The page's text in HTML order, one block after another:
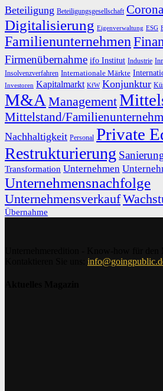
Beteiligung Beteiligungsgesellschaft Corona
Digitalisierung Eigenverwaltung ESG
Familienunternehmen
Firmenübernahme ifo Institut Industrie
Insolvenzverfahren Internationale Märkte
Investoren Kapitalmarkt KfW Konjunktur
M&A Management
Mittelstand/
Nachhaltigkeit Personal Private
Restrukturierung
Transformation Unternehmen
Unternehmensnachfolge
Unternehmensverkauf
Übernahme